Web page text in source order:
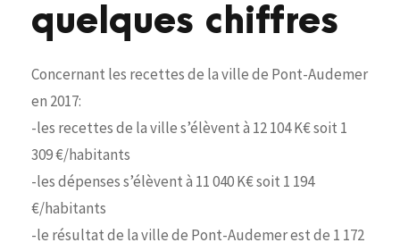
quelques chiffres
Concernant les recettes de la ville de Pont-Audemer
en 2017:
-les recettes de la ville s’élèvent à 12 104 K€ soit 1
309 €/habitants
-les dépenses s’élèvent à 11 040 K€ soit 1 194
€/habitants
-le résultat de la ville de Pont-Audemer est de 1 172